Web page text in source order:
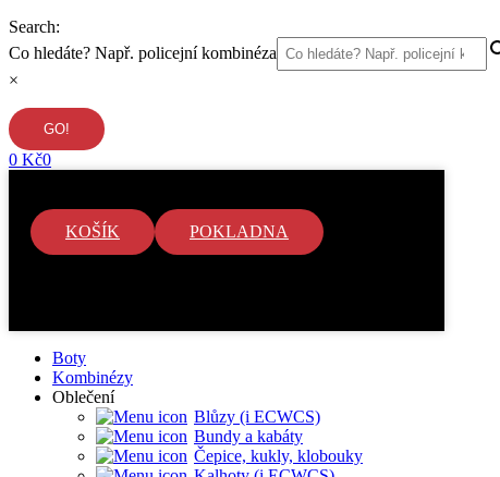
Search:
Co hledáte? Např. policejní kombinéza
×
0 Kč0
KOŠÍK POKLADNA
Boty
Kombinézy
Oblečení
Blůzy (i ECWCS)
Bundy a kabáty
Čepice, kukly, klobouky